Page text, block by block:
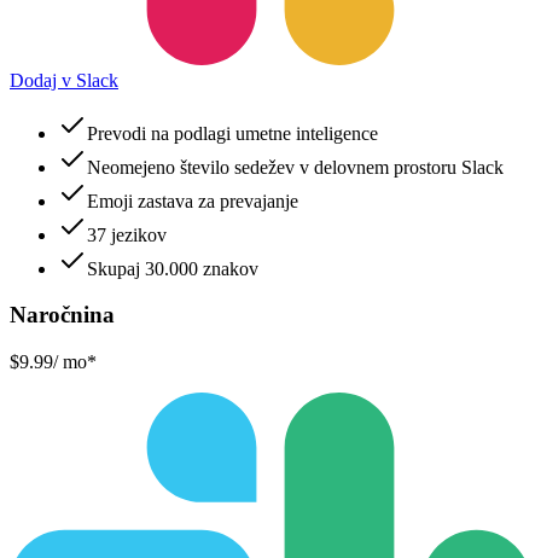
Dodaj v Slack
Prevodi na podlagi umetne inteligence
Neomejeno število sedežev v delovnem prostoru Slack
Emoji zastava za prevajanje
37 jezikov
Skupaj 30.000 znakov
Naročnina
$9.99/ mo*